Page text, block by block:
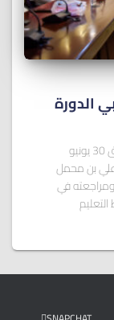
الدورة
انعقد صباح يوم الثلاثاء 15 محرم 1448هـ الموافق 30 يونيو
علي بن محمل
في